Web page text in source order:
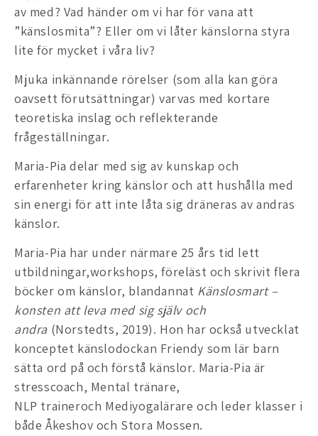
av med? Vad händer om vi har för vana att
”känslosmita”? Eller om vi låter känslorna styra
lite för mycket i våra liv?
Mjuka inkännande rörelser (som alla kan göra
oavsett förutsättningar) varvas med kortare
teoretiska inslag och reflekterande
frågeställningar.
Maria-Pia delar med sig av kunskap och
erfarenheter kring känslor och att hushålla med
sin energi för att inte låta sig dräneras av andras
känslor.
Maria-Pia har under närmare 25 års tid lett
utbildningar,workshops, föreläst och skrivit flera
böcker om känslor, blandannat Känslosmart –
konsten att leva med sig själv och
andra (Norstedts, 2019). Hon har också utvecklat
konceptet känslodockan Friendy som lär barn
sätta ord på och förstå känslor. Maria-Pia är
stresscoach, Mental tränare,
NLP traineroch Mediyogalärare och leder klasser i
både Åkeshov och Stora Mossen.